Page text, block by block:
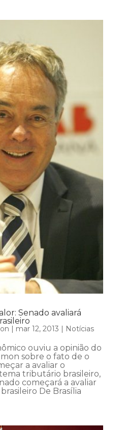
Senado avaliará
mar 12, 2013 Notícias
ouviu a opinião do
sobre o fato de o
a avaliar o
tributário brasileiro,
começará a avaliar
De Brasília